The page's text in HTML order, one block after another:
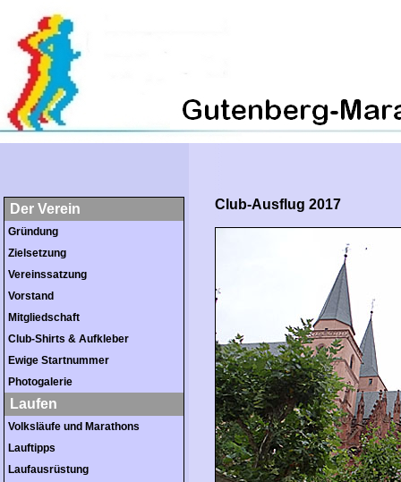
Der Verein
Gründung
Zielsetzung
Vereinssatzung
Vorstand
Mitgliedschaft
Club-Shirts & Aufkleber
Ewige Startnummer
Photogalerie
Laufen
Volksläufe und Marathons
Lauftipps
Laufausrüstung
Club-Ausflug 2017